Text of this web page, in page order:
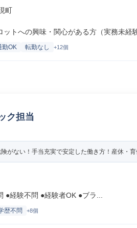
町
トへの興味・関心がある方（実務未経
勤OK 転勤なし +12個
ク担当
がない！手当充実で安定した働き方！産休・
●経験不問 ●経験者OK ●ブラ...
歴不問 +8個